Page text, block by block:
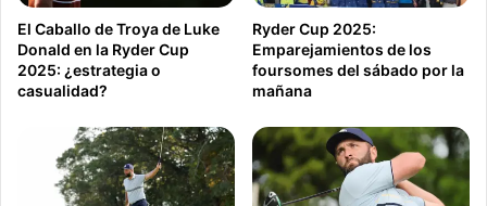
El Caballo de Troya de Luke
Donald en la Ryder Cup
2025: ¿estrategia o
casualidad?
Ryder Cup 2025:
Emparejamientos de los
foursomes del sábado por la
mañana